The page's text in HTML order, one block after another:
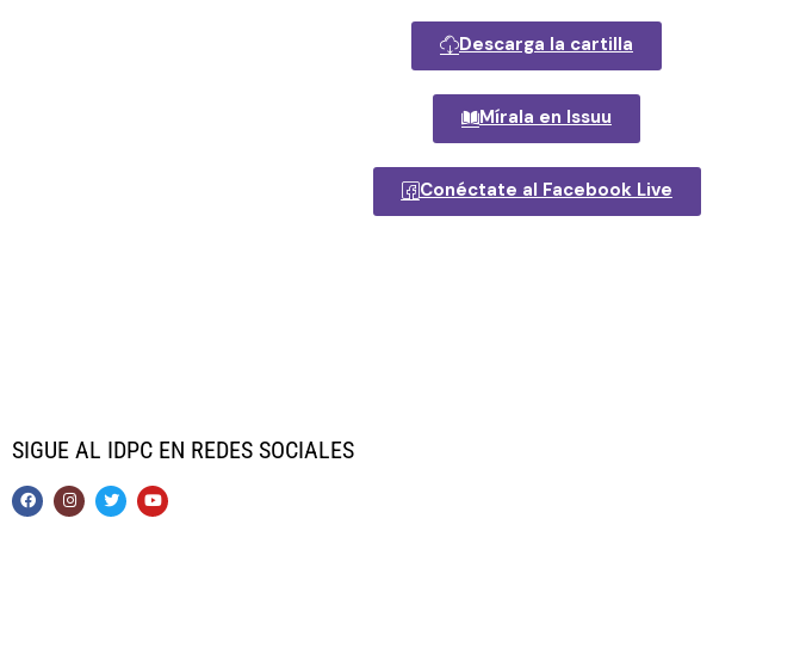
Descarga la cartilla
Mírala en Issuu
Conéctate al Facebook Live
SIGUE AL IDPC EN REDES SOCIALES